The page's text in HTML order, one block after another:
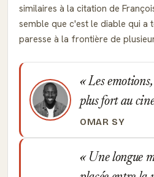
similaires à la citation de
semble que c'est le diable qui a
paresse à la frontière de
Les emotions,
plus fort au
OMAR SY
Une longue